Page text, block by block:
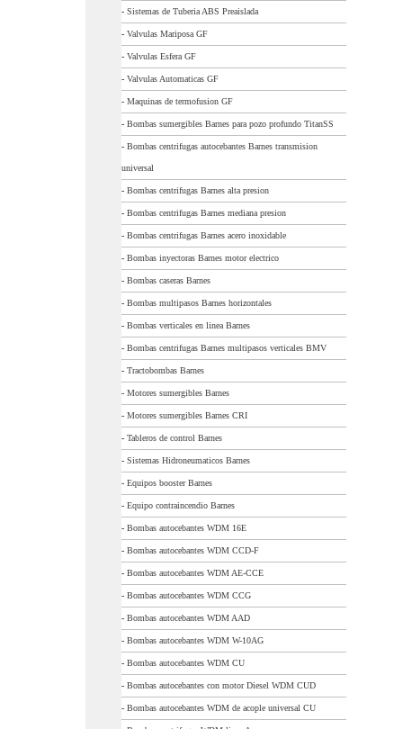
- Sistemas de Tuberia ABS Preaislada
- Valvulas Mariposa GF
- Valvulas Esfera GF
- Valvulas Automaticas GF
- Maquinas de termofusion GF
- Bombas sumergibles Barnes para pozo profundo TitanSS
- Bombas centrifugas autocebantes Barnes transmision
universal
- Bombas centrifugas Barnes alta presion
- Bombas centrifugas Barnes mediana presion
- Bombas centrifugas Barnes acero inoxidable
- Bombas inyectoras Barnes motor electrico
- Bombas caseras Barnes
- Bombas multipasos Barnes horizontales
- Bombas verticales en linea Barnes
- Bombas centrifugas Barnes multipasos verticales BMV
- Tractobombas Barnes
- Motores sumergibles Barnes
- Motores sumergibles Barnes CRI
- Tableros de control Barnes
- Sistemas Hidroneumaticos Barnes
- Equipos booster Barnes
- Equipo contraincendio Barnes
- Bombas autocebantes WDM 16E
- Bombas autocebantes WDM CCD-F
- Bombas autocebantes WDM AE-CCE
- Bombas autocebantes WDM CCG
- Bombas autocebantes WDM AAD
- Bombas autocebantes WDM W-10AG
- Bombas autocebantes WDM CU
- Bombas autocebantes con motor Diesel WDM CUD
- Bombas autocebantes WDM de acople universal CU